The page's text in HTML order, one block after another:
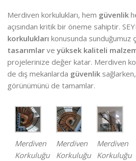
Merdiven korkulukları, hem güvenlik
açısından kritik bir öneme sahiptir.
korkulukları konusunda sunduğumuz
tasarımlar ve yüksek kaliteli
projelerinize değer katar. Merdiven
de dış mekanlarda güvenlik
görünümünü de tamamlar.
Merdiven
Korkuluğu
Merdiven
Korkuluğu
Merdiven
Korkuluğu